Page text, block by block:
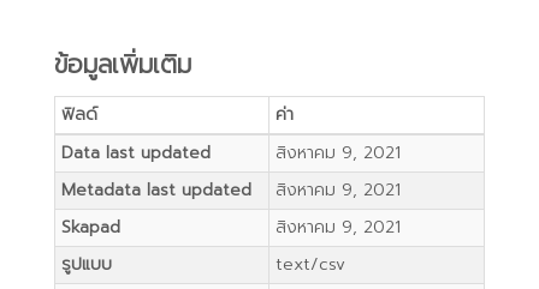
ข้อมูลเพิ่มเติม
ฟิลด์
ค่า
Data last updated
สิงหาคม 9, 2021
Metadata last updated
สิงหาคม 9, 2021
Skapad
สิงหาคม 9, 2021
รูปแบบ
text/csv